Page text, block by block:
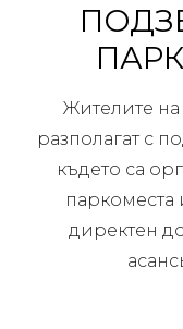
Жителите
разполагат с
където са
паркоместа
директен